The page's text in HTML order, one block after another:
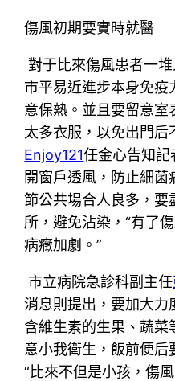
傷風初期要實時就醫
對于比來傷風患者一
市平易近進步本身免疫
意保熱。並且要留意室
太多衣服，以免出門后
Enjoy121任金心告知記
開窗戶透風，防止細
節公共場合人良多，要
所，避免沾染，“有了
病癥加劇。”
市立病院急診科副主任
消息則提出，要加大力
含維生素的生果、蔬菜
意小我衛生，飯前便后
“比來不但是小孩，傷